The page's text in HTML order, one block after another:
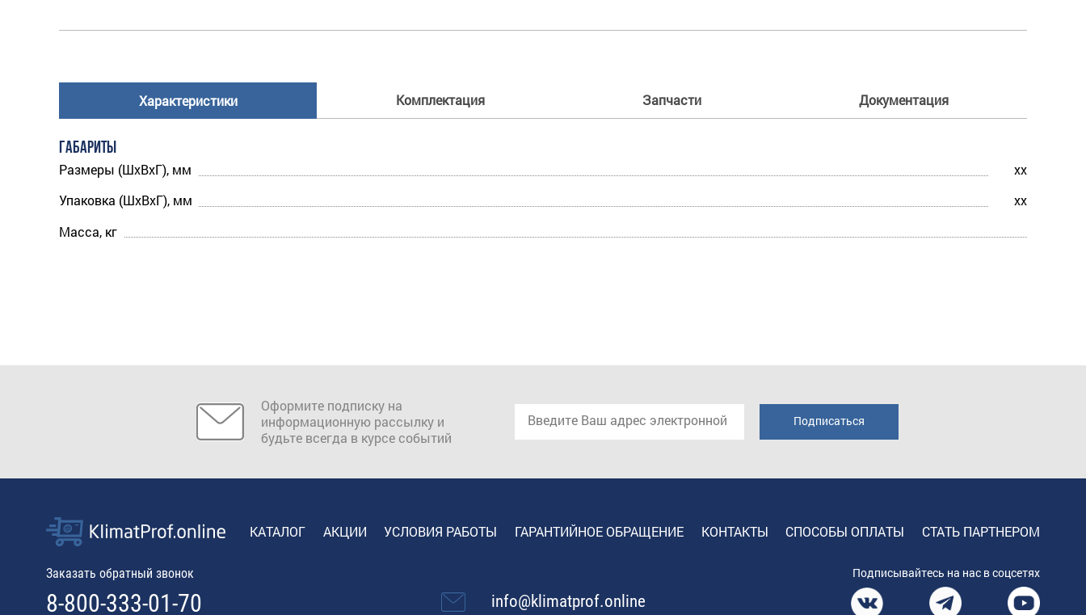
Характеристики Комплектация Запчасти Документация
ГАБАРИТЫ
Размеры (ШхВхГ), мм
xx
Упаковка (ШхВхГ), мм
xx
Масса, кг
Оформите подписку на
информационную рассылку и
будьте всегда в курсе событий
КАТАЛОГ АКЦИИ УСЛОВИЯ РАБОТЫ ГАРАНТИЙНОЕ ОБРАЩЕНИЕ КОНТАКТЫ СПОСОБЫ ОПЛАТЫ СТАТЬ ПАРТНЕРОМ
Заказать обратный звонок
8-800-333-01-70 info@klimatprof.online
Подписывайтесь на нас в соцсетях